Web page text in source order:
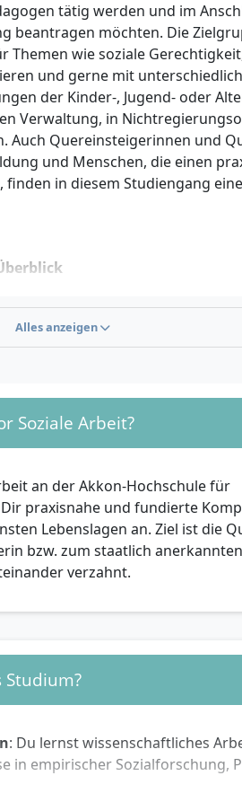
tätig werden und im
beantragen möchten. Die
Themen wie soziale
und gerne mit
der Kinder-, Jugend- oder
Verwaltung, in
Auch Quereinsteigerinnen und
und Menschen, die einen
in diesem Studiengang
ist NC-frei und bietet
fachlich nahen Bereich.
Wer eine passende berufliche
gesonderte Prüfung erwerben.
berufliche Vorbildung
Hochschule wenden.
empfohlene Kompetenzen
sollten
und Interessen mitbringen:
sozialer Gerechtigkeit
und Kommunikationsfähigkeit
fördernden und
Alles anzeigen
Soziale Arbeit?
an der Akkon-Hochschule für
praxisnahe und fundierte
Lebenslagen an. Ziel ist die
bzw. zum staatlich
verzahnt.
: Du lernst wissenschaftliches
in empirischer Sozialforschung,